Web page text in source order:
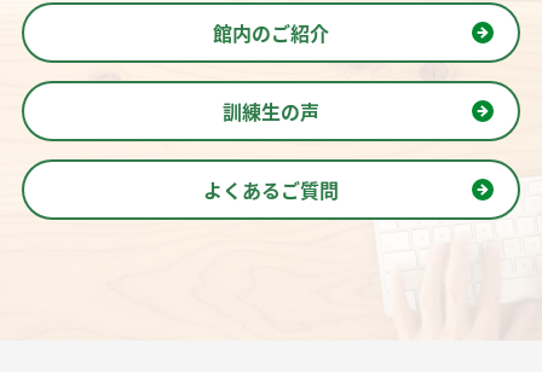
館内のご紹介
訓練生の声
よくあるご質問